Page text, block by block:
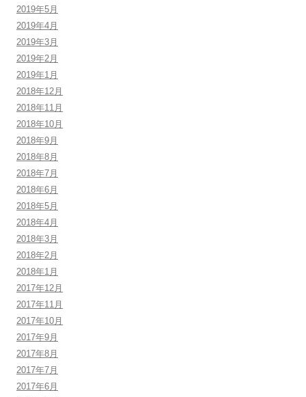
2019年5月
2019年4月
2019年3月
2019年2月
2019年1月
2018年12月
2018年11月
2018年10月
2018年9月
2018年8月
2018年7月
2018年6月
2018年5月
2018年4月
2018年3月
2018年2月
2018年1月
2017年12月
2017年11月
2017年10月
2017年9月
2017年8月
2017年7月
2017年6月